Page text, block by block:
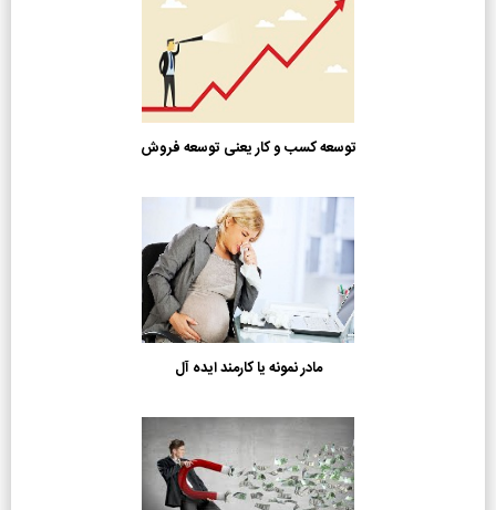
توسعه کسب و کار یعنی توسعه فروش
مادر نمونه یا کارمند ایده آل